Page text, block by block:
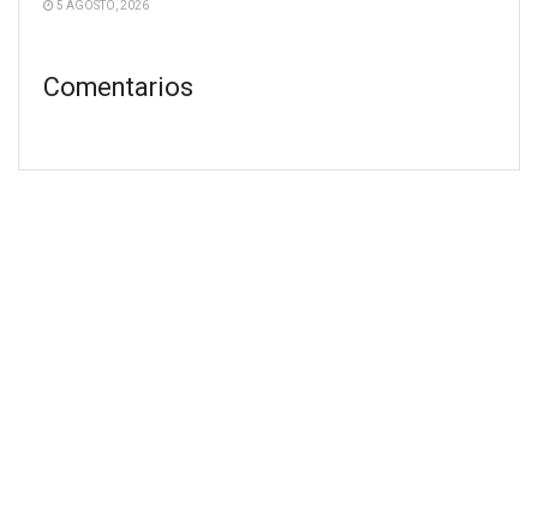
5 AGOSTO, 2026
Comentarios